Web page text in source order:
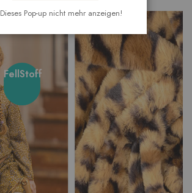
unsere
FellStoff
Dieses Pop-up nicht mehr anzeigen!